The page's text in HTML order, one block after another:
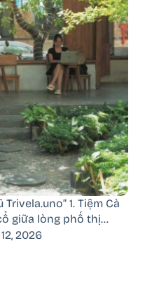
1. Tiệm Cà
giữa lòng phố thị…
2026